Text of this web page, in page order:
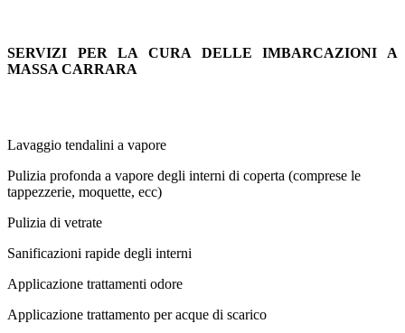
SERVIZI PER LA CURA DELLE IMBARCAZIONI A
MASSA CARRARA
Lavaggio tendalini a vapore
Pulizia profonda a vapore degli interni di coperta (comprese le
tappezzerie, moquette, ecc)
Pulizia di vetrate
Sanificazioni rapide degli interni
Applicazione trattamenti odore
Applicazione trattamento per acque di scarico